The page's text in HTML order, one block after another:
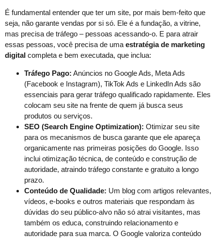
É fundamental entender que ter um site, por mais bem-feito que
seja, não garante vendas por si só. Ele é a fundação, a vitrine,
mas precisa de tráfego – pessoas acessando-o. E para atrair
essas pessoas, você precisa de umaestratégia de marketing
digital completa e bem executada, que inclua:
Tráfego Pago: Anúncios no Google Ads, Meta Ads
(Facebook e Instagram), TikTok Ads e LinkedIn Ads são
essenciais para gerar tráfego qualificado rapidamente. Eles
colocam seu site na frente de quem já busca seus
produtos ou serviços.
SEO (Search Engine Optimization): Otimizar seu site
para os mecanismos de busca garante que ele apareça
organicamente nas primeiras posições do Google. Isso
inclui otimização técnica, de conteúdo e construção de
autoridade, atraindo tráfego constante e gratuito a longo
prazo.
Conteúdo de Qualidade: Um blog com artigos relevantes,
vídeos, e-books e outros materiais que respondam às
dúvidas do seu público-alvo não só atrai visitantes, mas
também os educa, construindo relacionamento e
autoridade para sua marca. O Google valoriza conteúdo